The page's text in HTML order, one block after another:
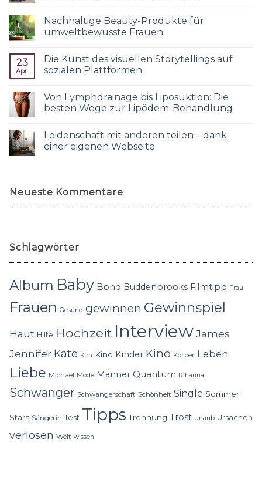
Nachhaltige Beauty-Produkte für
umweltbewusste Frauen
23
Apr.
Die Kunst des visuellen Storytellings auf
sozialen Plattformen
Von Lymphdrainage bis Liposuktion: Die
besten Wege zur Lipödem-Behandlung
Leidenschaft mit anderen teilen – dank
einer eigenen Webseite
Neueste Kommentare
Schlagwörter
Album Baby Bond Buddenbrooks Filmtipp Frau
Frauen Gesund gewinnen Gewinnspiel
Haut Hilfe Hochzeit InterviewJames
Jennifer Kate Kim Kind Kinder Kino Körper Leben
Liebe Michael Mode Männer Quantum Rihanna
Schwanger Schwangerschaft Schönheit Single Sommer
Stars Sängerin Test Tipps Trennung Trost Urlaub Ursachen
verlosen Welt wissen